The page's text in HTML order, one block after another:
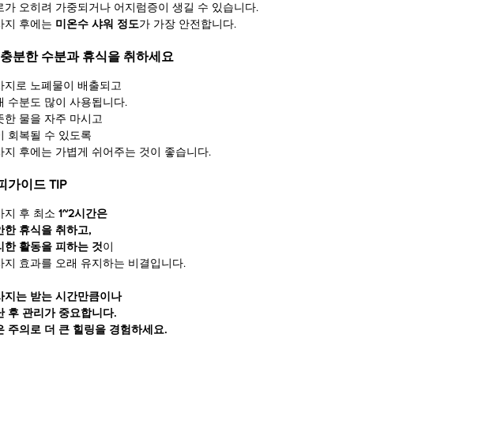
가 오히려 가중되거나 어지럼증이 생길 수 있습니다.
지 후에는 미온수 샤워 정도가 가장 안전합니다.
충분한 수분과 휴식을 취하세요
지로 노폐물이 배출되고
수분도 많이 사용됩니다.
한 물을 자주 마시고
회복될 수 있도록
지 후에는 가볍게 쉬어주는 것이 좋습니다.
가이드 TIP
지 후 최소 1~2시간은
한 휴식을 취하고,
한 활동을 피하는 것이
지 효과를 오래 유지하는 비결입니다.
지는 받는 시간만큼이나
후 관리가 중요합니다.
주의로 더 큰 힐링을 경험하세요.